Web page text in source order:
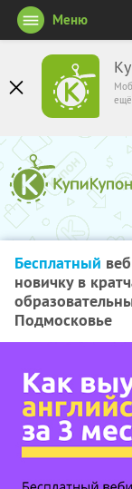
Меню
Бесплатный
новичку в
Подмосковье